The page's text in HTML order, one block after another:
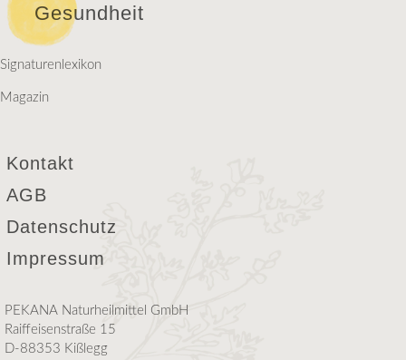
Gesundheit
Signaturenlexikon
Magazin
Kontakt
AGB
Datenschutz
Impressum
PEKANA Naturheilmittel GmbH
Raiffeisenstraße 15
D-88353 Kißlegg